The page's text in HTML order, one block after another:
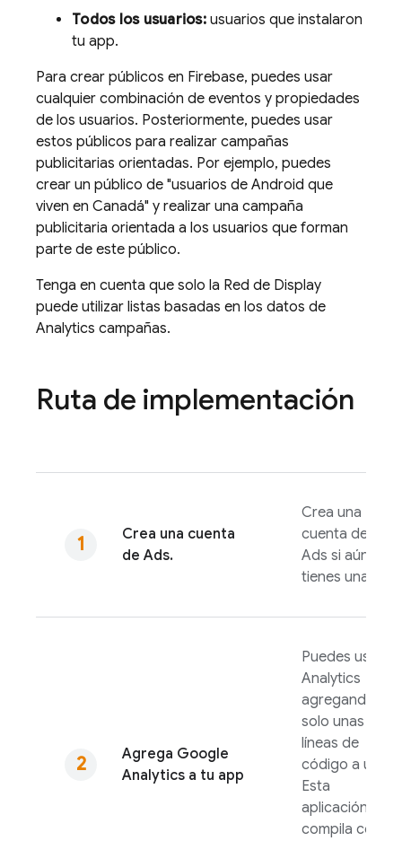
Todos los usuarios:usuarios que instalaron
tu app.
Para crear públicos en Firebase, puedes usar
cualquier combinación de eventos y propiedades
de los usuarios. Posteriormente, puedes usar
estos públicos para realizar campañas
publicitarias orientadas. Por ejemplo, puedes
crear un público de "usuarios de Android que
viven en Canadá" y realizar una campaña
publicitaria orientada a los usuarios que forman
parte de este público.
Tenga en cuenta que solo la Red de Display
puede utilizar listas basadas en los datos de
Analytics campañas.
Ruta de implementación
Crea una cuenta
de Ads.
Crea una
cuenta de
Ads si aún no
tienes una.
Agrega Google
Analytics a tu app
Puedes usar
Analytics
agregando
solo unas
líneas de
código a un
Esta
aplicación se
compila con